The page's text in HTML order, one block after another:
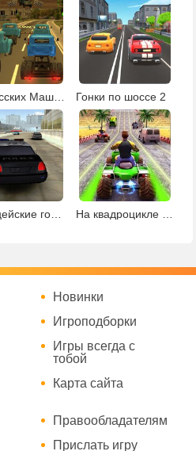
На Русских Машинах Гонки по шоссе 2
Полицейские гонки На квадроцикле по шоссе
Новинки
Игроподборки
Игры всегда с
тобой
Карта сайта
Правообладателям
Прислать игру